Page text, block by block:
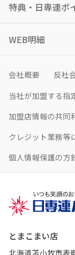
特典・日専連ポ
WEB明細
会社概要
反社
当社が加盟する指
加盟店情報の共同
クレジット業務等
個人情報保護の方
とまこまい店
北海道苫小牧市表